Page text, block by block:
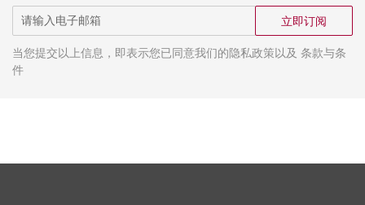
立即订阅
当您提交以上信息，即表示您已同意我们的隐私政策以及 条款与条
件